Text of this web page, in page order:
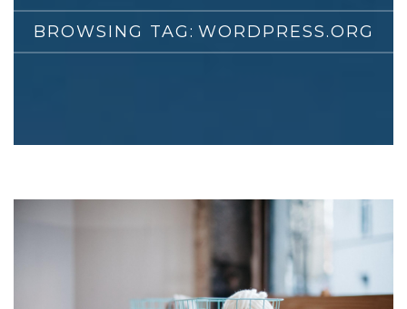
BROWSING TAG: WORDPRESS.ORG